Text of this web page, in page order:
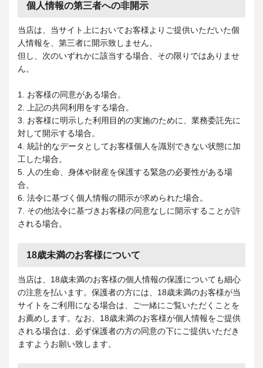
個人情報の第三者への非開示
当店は、当サイト上においてお客様よりご提供いただいた個
人情報を、第三者に開示致しません。
但し、次のいずれかに該当する場合、その限りではありませ
ん。
1. お客様の同意がある場合。
2. 上記の共同利用をする場合。
3. お客様に明示した利用目的の実施のために、業務委託先に
対して開示する場合。
4. 統計的なデータとしてお客様個人を識別できない状態に加
工した場合。
5. 人の生命、身体や財産を保護する緊急の必要性がある場
合。
6. 法令に基づく個人情報の開示が求められた場合。
7. その他法令に基づきお客様の同意なしに開示することが許
される場合。
18歳未満のお客様について
当店は、18歳未満のお客様の個人情報の保護についても細心
の注意を払います。保護者の方には、18歳未満のお客様が当
サイトをご利用になる場合は、ご一緒にご覧いただくことを
お薦めします。なお、18歳未満のお客様が個人情報をご提供
される場合は、必ず保護者の方の同意の下にご提供いただき
ますようお願い致します。